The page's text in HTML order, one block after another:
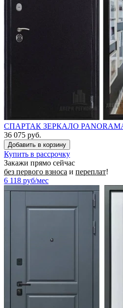
СПАРТАК ЗЕРКАЛО
36 075 руб.
Купить в рассрочку
Закажи прямо сейчас
без первого взноса и переплат!
6 118 руб/мес